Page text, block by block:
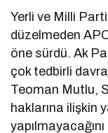
Yerli ve Milli
düzelmeden
öne sürdü. Ak
çok tedbirli
Teoman Mutlu,
haklarına ilişkin